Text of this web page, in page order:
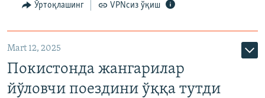
Ўртоқлашинг VPNсиз ўқиш
Mart 12, 2025
Покистонда жангарилар
йўловчи поездини ўққа тутди